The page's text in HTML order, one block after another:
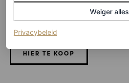
Overknee laarzen, € 1.750
HIER TE KOOP
Weiger alles
Privacybeleid